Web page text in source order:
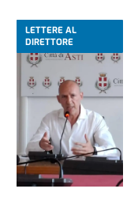
LETTERE AL
DIRETTORE